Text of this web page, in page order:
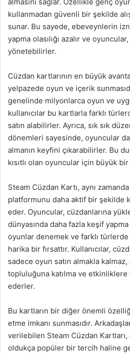
kullanmadan güvenli bir şekilde
sunar. Bu sayede, ebeveynlerin
yapma olasılığı azalır ve
yönetebilirler.
Cüzdan kartlarının en büyük
yelpazede oyun ve içerik
genelinde milyonlarca oyun ve
kullanıcılar bu kartlarla farklı
satın alabilirler. Ayrıca, sık sık
dönemleri sayesinde, oyuncular
almanın keyfini çıkarabilirler. Bu
kısıtlı olan oyuncular için büyük bir
Steam Cüzdan Kartı, aynı
platformunu daha aktif bir şekilde
eder. Oyuncular, cüzdanlarına
dünyasında daha fazla keşif
oyunlar denemek ve farklı
harika bir fırsattır. Kullanıcılar,
sadece oyun satın almakla kalmaz,
topluluğuna katılma ve etkinliklere
ederler.
Bu kartların bir diğer önemli
etme imkanı sunmasıdır.
verilebilen Steam Cüzdan
oldukça popüler bir tercih haline